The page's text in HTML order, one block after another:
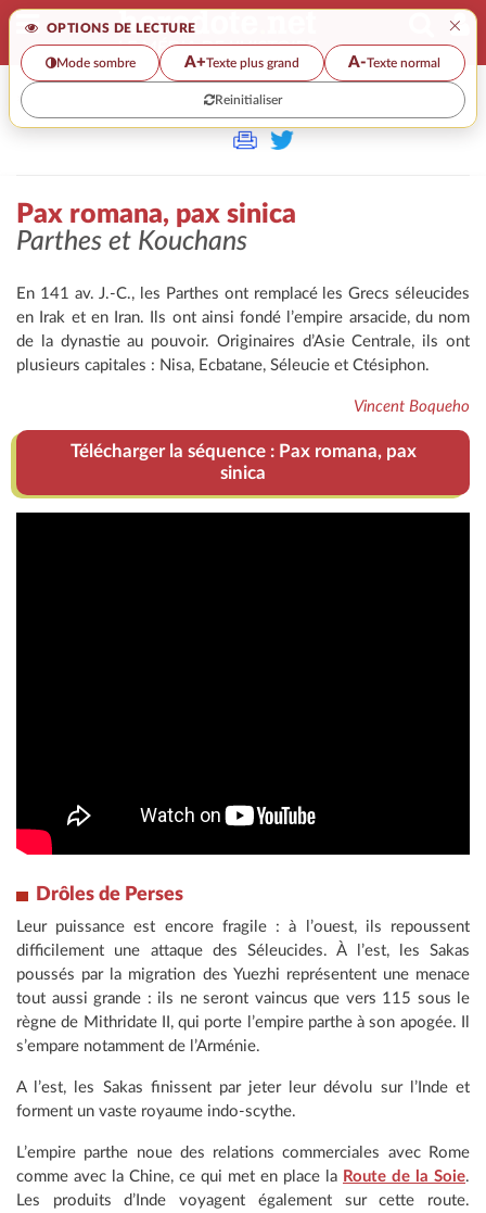
OPTIONS DE LECTURE ×
Mode sombre A+Texte plus grand A-Texte normal
Reinitialiser
>
Pax romana, pax sinica
Parthes et Kouchans
En 141 av. J.-C., les Parthes ont remplacé les Grecs séleucides
en Irak et en Iran. Ils ont ainsi fondé l’empire arsacide, du nom
de la dynastie au pouvoir. Originaires d’Asie Centrale, ils ont
plusieurs capitales : Nisa, Ecbatane, Séleucie et Ctésiphon.
Vincent Boqueho
Télécharger la séquence : Pax romana, pax
sinica
Drôles de Perses
Leur puissance est encore fragile : à l’ouest, ils repoussent
difficilement une attaque des Séleucides. À l’est, les Sakas
poussés par la migration des Yuezhi représentent une menace
tout aussi grande : ils ne seront vaincus que vers 115 sous le
règne de Mithridate II, qui porte l’empire parthe à son apogée. Il
s’empare notamment de l’Arménie.
A l’est, les Sakas finissent par jeter leur dévolu sur l’Inde et
forment un vaste royaume indo-scythe.
L’empire parthe noue des relations commerciales avec Rome
comme avec la Chine, ce qui met en place la Route de la Soie.
Les produits d’Inde voyagent également sur cette route.